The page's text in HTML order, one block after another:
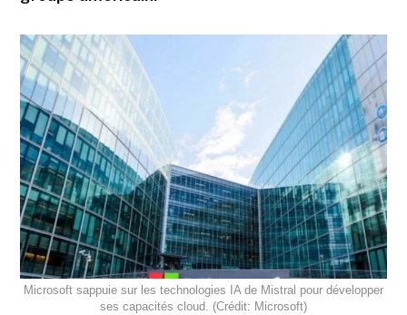
Microsoft sappuie sur les technologies IA de Mistral pour développer
ses capacités cloud. (Crédit: Microsoft)